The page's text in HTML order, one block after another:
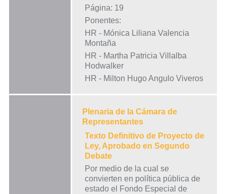
Página: 19
Ponentes:
HR - Mónica Liliana Valencia
Montaña
HR - Martha Patricia Villalba
Hodwalker
HR - Milton Hugo Angulo Viveros
Plenaria de la Cámara de
Representantes
Texto Definitivo de Proyecto de
Ley, Aprobado en Segundo
Debate
Por medio de la cual se
convierten en política pública de
estado el Fondo Especial de